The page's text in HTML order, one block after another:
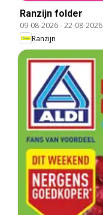
Ranzijn folder
09-08-2026-22-08-2026
Ranzijn